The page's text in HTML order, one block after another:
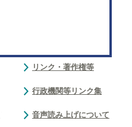
リンク・著作権等
行政機関等リンク集
音声読み上げについて